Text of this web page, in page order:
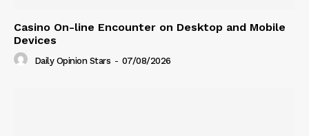
Casino On-line Encounter on Desktop and Mobile
Devices
Daily Opinion Stars - 07/08/2026